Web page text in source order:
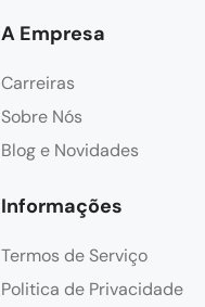
A Empresa
Carreiras
Sobre Nós
Blog e Novidades
Informações
Termos de Serviço
Politica de Privacidade